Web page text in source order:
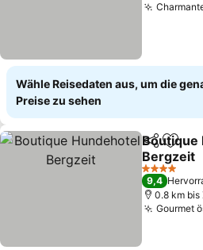
Wähle Reisedaten aus, um die
Preise zu sehen
TeilenZu
Boutique
Bergzeit
Preise
4 Sterne
9,4
0.8 km bis
Gourmet